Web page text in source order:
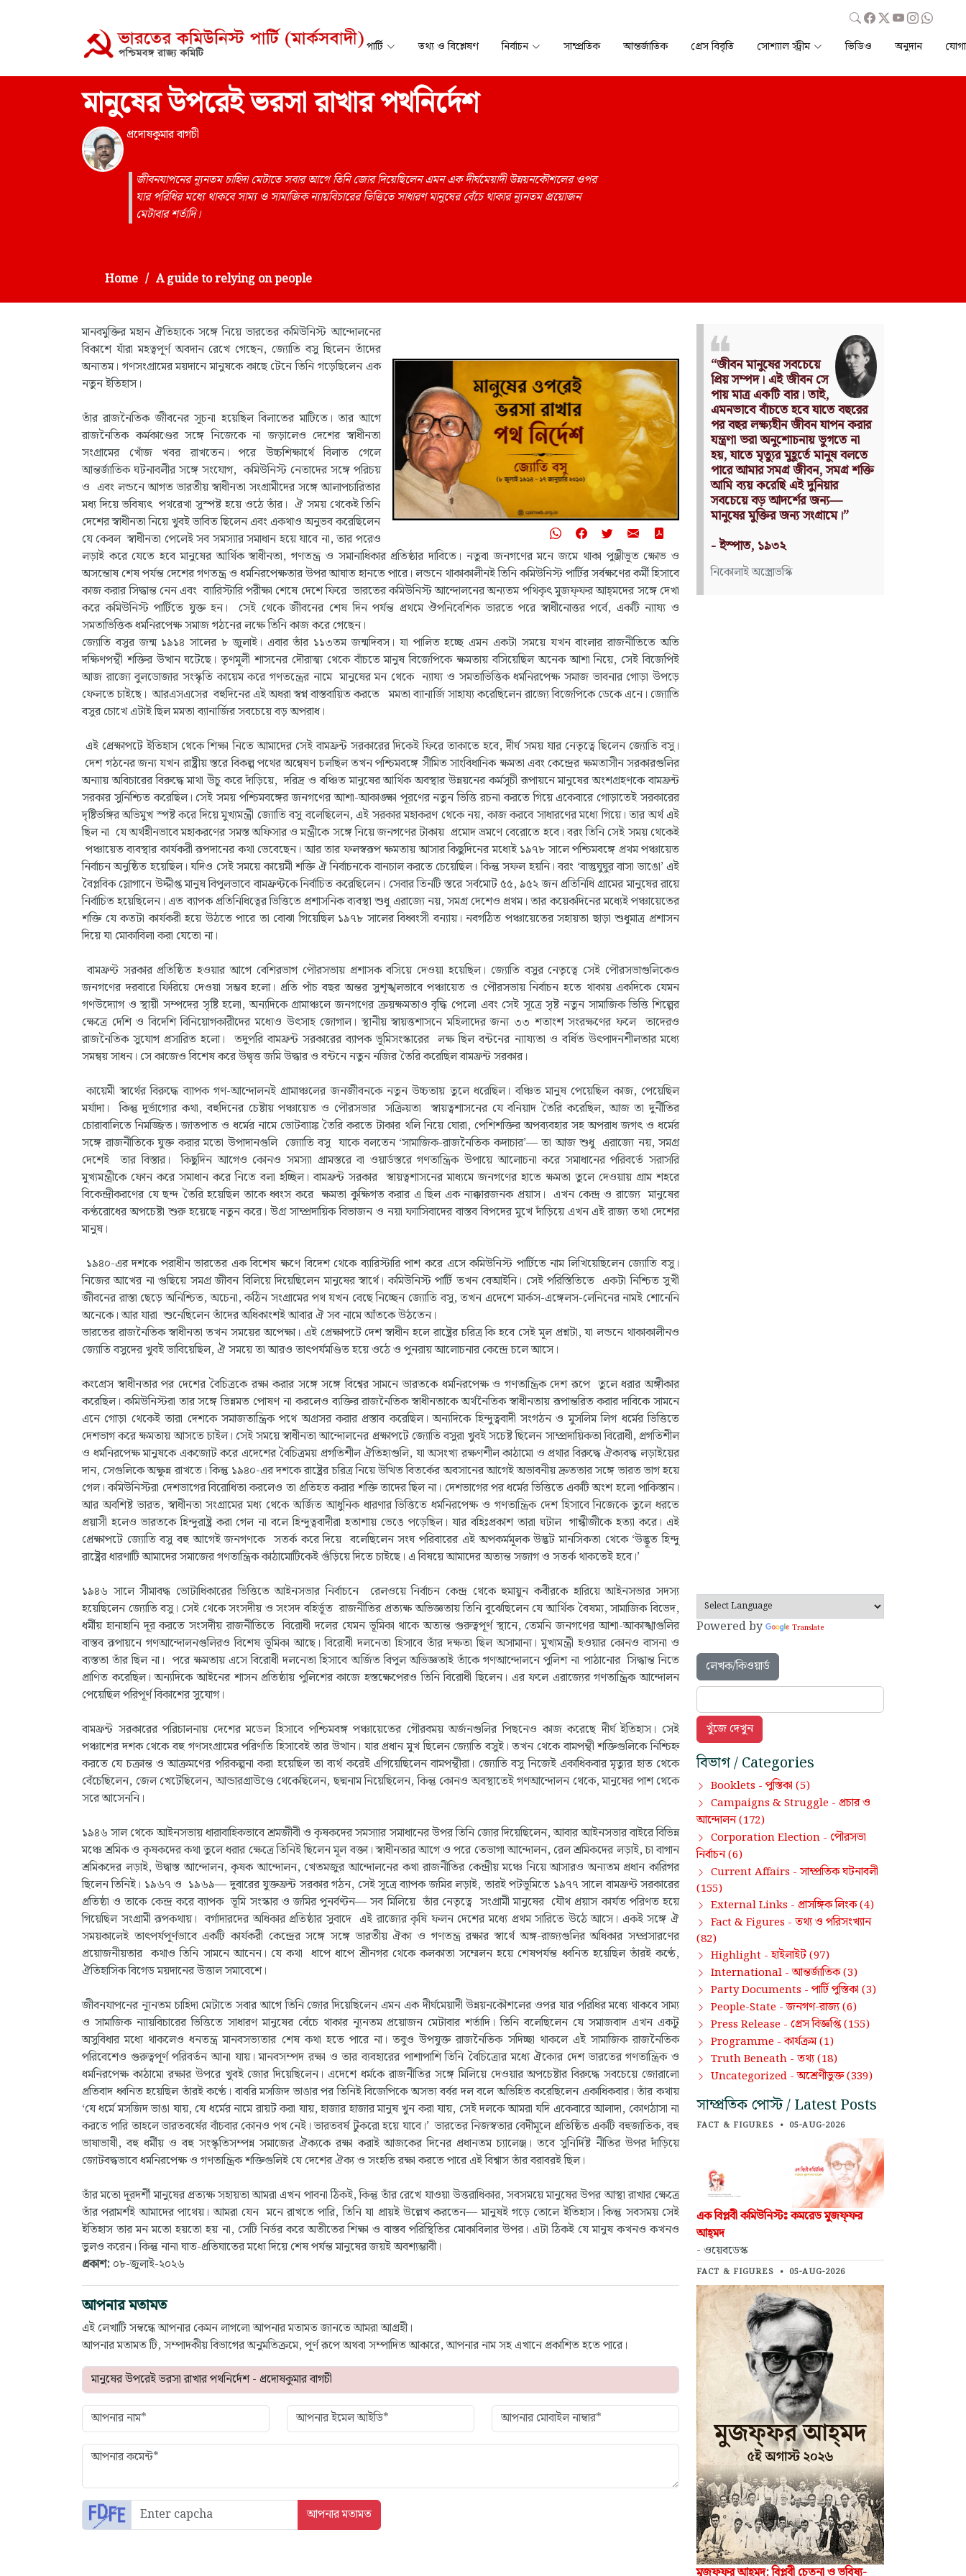
পার্টি তথ্য ও বিশ্লেষণ নির্বাচন সাম্প্রতিক আন্তর্জাতিক প্রেস বিবৃতি সোশ্যাল স্ট্রীম ভিডিও অনুদান
মানুষের উপরেই ভরসা রাখার পথনির্দেশ
প্রদোষকুমার বাগচী
জীবনযাপনের ন্যূনতম চাহিদা মেটাতে সবার আগে তিনি জোর দিয়েছিলেন এমন এক দীর্ঘমেয়াদী উন্নয়নকৌশলের ওপর
যার পরিধির মধ্যে থাকবে সাম্য ও সামাজিক ন্যায়বিচারের ভিত্তিতে সাধারণ মানুষের বেঁচে থাকার ন্যূনতম প্রয়োজন
মেটাবার শর্তাদি।
Home A guide to relying on people
মানবমুক্তির মহান ঐতিহ্যকে সঙ্গে নিয়ে ভারতের কমিউনিস্ট আন্দোলনের
বিকাশে যাঁরা মহত্বপূর্ণ অবদান রেখে গেছেন, জ্যোতি বসু ছিলেন তাঁদের
অন্যতম। গণসংগ্রামের ময়দানে মানুষকে কাছে টেনে তিনি গড়েছিলেন এক
নতুন ইতিহাস।
তাঁর রাজনৈতিক জীবনের সূচনা হয়েছিল বিলাতের মাটিতে। তার আগে
রাজনৈতিক কর্মকাণ্ডের সঙ্গে নিজেকে না জড়ালেও দেশের স্বাধীনতা
সংগ্রামের খোঁজ খবর রাখতেন। পরে উচ্চশিক্ষার্থে বিলাত গেলে
আন্তর্জাতিক ঘটনাবলীর সঙ্গে সংযোগ, কমিউনিস্ট নেতাদের সঙ্গে পরিচয়
ও এবং লন্ডনে আগত ভারতীয় স্বাধীনতা সংগ্রামীদের সঙ্গে আলাপচারিতার
মধ্য দিয়ে ভবিষ্যৎ পথরেখা সুস্পষ্ট হয়ে ওঠে তাঁর। ঐ সময় থেকেই তিনি
দেশের স্বাধীনতা নিয়ে খুবই ভাবিত ছিলেন এবং একথাও অনুভব করেছিলেন
যে কেবল স্বাধীনতা পেলেই সব সমস্যার সমাধান হয়ে যাবে না, তার পরেও
লড়াই করে যেতে হবে মানুষের আর্থিক স্বাধীনতা, গণতন্ত্র ও সমানাধিকার প্রতিষ্ঠার দাবিতে। নতুবা জনগণের মনে জমে থাকা পুঞ্জীভূত ক্ষোভ ও
অসন্তোষ শেষ পর্যন্ত দেশের গণতন্ত্র ও ধর্মনিরপেক্ষতার উপর আঘাত হানতে পারে। লন্ডনে থাকাকালীনই তিনি কমিউনিস্ট পার্টির সর্বক্ষণের কর্মী হিসাবে
কাজ করার সিদ্ধান্ত নেন এবং ব্যারিস্টারি পরীক্ষা শেষে দেশে ফিরে ভারতের কমিউনিস্ট আন্দোলনের অন্যতম পথিকৃৎ মুজফ্‌ফর আহ্‌মদের সঙ্গে দেখা
করে কমিউনিস্ট পার্টিতে যুক্ত হন। সেই থেকে জীবনের শেষ দিন পর্যন্ত প্রথমে ঔপনিবেশিক ভারতে পরে স্বাধীনোত্তর পর্বে, একটি ন্যায্য ও
সমতাভিত্তিক ধর্মনিরপেক্ষ সমাজ গঠনের লক্ষে তিনি কাজ করে গেছেন।
জ্যোতি বসুর জন্ম ১৯১৪ সালের ৮ জুলাই। এবার তাঁর ১১৩তম জন্মদিবস। যা পালিত হচ্ছে এমন একটা সময়ে যখন বাংলার রাজনীতিতে অতি
দক্ষিণপন্থী শক্তির উত্থান ঘটেছে। তৃণমূলী শাসনের দৌরাত্ম্য থেকে বাঁচতে মানুষ বিজেপিকে ক্ষমতায় বসিয়েছিল অনেক আশা নিয়ে, সেই বিজেপিই
আজ রাজ্যে বুলডোজার সংস্কৃতি কায়েম করে গণতন্ত্রের নামে মানুষের মন থেকে ন্যায্য ও সমতাভিত্তিক ধর্মনিরপেক্ষ সমাজ ভাবনার গোড়া উপড়ে
ফেলতে চাইছে। আরএসএসের বহুদিনের এই অধরা স্বপ্ন বাস্তবায়িত করতে মমতা ব্যানার্জি সাহায্য করেছিলেন রাজ্যে বিজেপিকে ডেকে এনে। জ্যোতি
বসুর চোখে এটাই ছিল মমতা ব্যানার্জির সবচেয়ে বড় অপরাধ।
এই প্রেক্ষাপটে ইতিহাস থেকে শিক্ষা নিতে আমাদের সেই বামফ্রন্ট সরকারের দিকেই ফিরে তাকাতে হবে, দীর্ঘ সময় যার নেতৃত্বে ছিলেন জ্যোতি বসু।
দেশ গঠনের জন্য যখন রাষ্ট্রীয় স্তরে বিকল্প পথের অন্বেষণ চলছিল তখন পশ্চিমবঙ্গে সীমিত সাংবিধানিক ক্ষমতা এবং কেন্দ্রের ক্ষমতাসীন সরকারগুলির
অন্যায় অবিচারের বিরুদ্ধে মাথা উঁচু করে দাঁড়িয়ে, দরিদ্র ও বঞ্চিত মানুষের আর্থিক অবস্থার উন্নয়নের কর্মসূচী রূপায়নে মানুষের অংশগ্রহণকে বামফ্রন্ট
সরকার সুনিশ্চিত করেছিল। সেই সময় পশ্চিমবঙ্গের জনগণের আশা-আকাঙ্ক্ষা পূরণের নতুন ভিত্তি রচনা করতে গিয়ে একেবারে গোড়াতেই সরকারের
দৃষ্টিভঙ্গির অভিমুখ স্পষ্ট করে দিয়ে মুখ্যমন্ত্রী জ্যোতি বসু বলেছিলেন, এই সরকার মহাকরণ থেকে নয়, কাজ করবে সাধারণের মধ্যে গিয়ে। তার অর্থ এই
ছিল না যে অর্থহীনভাবে মহাকরণের সমস্ত অফিসার ও মন্ত্রীকে সঙ্গে নিয়ে জনগণের টাকায় প্রমোদ ভ্রমণে বেরোতে হবে। বরং তিনি সেই সময় থেকেই
পঞ্চায়েত ব্যবস্থার কার্যকরী রূপদানের কথা ভেবেছেন। আর তার ফলস্বরূপ ক্ষমতায় আসার কিছুদিনের মধ্যেই ১৯৭৮ সালে পশ্চিমবঙ্গে প্রথম পঞ্চায়েত
নির্বাচন অনুষ্ঠিত হয়েছিল। যদিও সেই সময়ে কায়েমী শক্তি ঐ নির্বাচনকে বানচাল করতে চেয়েছিল। কিন্তু সফল হয়নি। বরং ‘বাস্তুঘুঘুর বাসা ভাঙো’ এই
বৈপ্লবিক স্লোগানে উদ্দীপ্ত মানুষ বিপুলভাবে বামফ্রণ্টকে নির্বাচিত করেছিলেন। সেবার তিনটি স্তরে সর্বমোট ৫৫, ৯৫২ জন প্রতিনিধি গ্রামের মানুষের রায়ে
নির্বাচিত হয়েছিলেন। এত ব্যাপক প্রতিনিধিত্বের ভিত্তিতে প্রশাসনিক ব্যবস্থা শুধু এরাজ্যে নয়, সমগ্র দেশেও প্রথম। তার কয়েকদিনের মধ্যেই পঞ্চায়েতের
শক্তি যে কতটা কার্যকরী হয়ে উঠতে পারে তা বোঝা গিয়েছিল ১৯৭৮ সালের বিধ্বংসী বন্যায়। নবগঠিত পঞ্চায়েতের সহায়তা ছাড়া শুধুমাত্র প্রশাসন
দিয়ে যা মোকাবিলা করা যেতো না।
বামফ্রণ্ট সরকার প্রতিষ্ঠিত হওয়ার আগে বেশিরভাগ পৌরসভায় প্রশাসক বসিয়ে দেওয়া হয়েছিল। জ্যোতি বসুর নেতৃত্বে সেই পৌরসভাগুলিকেও
জনগণের দরবারে ফিরিয়ে দেওয়া সম্ভব হলো। প্রতি পাঁচ বছর অন্তর সুশৃঙ্খলভাবে পঞ্চায়েত ও পৌরসভায় নির্বাচন হতে থাকায় একদিকে যেমন
গণউদ্যোগ ও স্থায়ী সম্পদের সৃষ্টি হলো, অন্যদিকে গ্রামাঞ্চলে জনগণের ক্রয়ক্ষমতাও বৃদ্ধি পেলো এবং সেই সূত্রে সৃষ্ট নতুন সামাজিক ভিত্তি শিল্পের
ক্ষেত্রে দেশি ও বিদেশি বিনিয়োগকারীদের মধ্যেও উৎসাহ জোগাল। স্থানীয় স্বায়ত্তশাসনে মহিলাদের জন্য ৩৩ শতাংশ সংরক্ষণের ফলে তাদেরও
রাজনৈতিক সুযোগ প্রসারিত হলো। তদুপরি বামফ্রন্ট সরকারের ব্যাপক ভূমিসংস্কারের লক্ষ ছিল বন্টনের ন্যায্যতা ও বর্ধিত উৎপাদনশীলতার মধ্যে
সমন্বয় সাধন। সে কাজেও বিশেষ করে উদ্বৃত্ত জমি উদ্ধার ও বন্টনে নতুন নজির তৈরি করেছিল বামফ্রন্ট সরকার।
কায়েমী স্বার্থের বিরুদ্ধে ব্যাপক গণ-আন্দোলনই গ্রামাঞ্চলের জনজীবনকে নতুন উচ্চতায় তুলে ধরেছিল। বঞ্চিত মানুষ পেয়েছিল কাজ, পেয়েছিল
মর্যাদা। কিন্তু দুর্ভাগ্যের কথা, বহুদিনের চেষ্টায় পঞ্চায়েত ও পৌরসভার সক্রিয়তা স্বায়ত্বশাসনের যে বনিয়াদ তৈরি করেছিল, আজ তা দুর্নীতির
চোরাবালিতে নিমজ্জিত। জাতপাত ও ধর্মের নামে ভোটব্যাঙ্ক তৈরি করতে টাকার থলি নিয়ে ঘোরা, পেশিশক্তির অপব্যবহার সহ অপরাধ জগৎ ও ধর্মের
সঙ্গে রাজনীতিকে যুক্ত করার মতো উপাদানগুলি জ্যোতি বসু যাকে বলতেন ‘সামাজিক-রাজনৈতিক কদাচার’— তা আজ শুধু এরাজ্যে নয়, সমগ্র
দেশেই তার বিস্তার। কিছুদিন আগেও কোনও সমস্যা গ্রামস্তরে বা ওয়ার্ডস্তরে গণতান্ত্রিক উপায়ে আলোচনা করে সমাধানের পরিবর্তে সরাসরি
মুখ্যমন্ত্রীকে ফোন করে সমাধান করে নিতে বলা হচ্ছিল। বামফ্রন্ট সরকার স্বায়ত্বশাসনের মাধ্যমে জনগণের হাতে ক্ষমতা তুলে দেওয়ায় গ্রাম শহরে
বিকেন্দ্রীকরণের যে ছন্দ তৈরি হয়েছিল তাকে ধ্বংস করে ক্ষমতা কুক্ষিগত করার এ ছিল এক ন্যক্কারজনক প্রয়াস। এখন কেন্দ্র ও রাজ্যে মানুষের
কণ্ঠরোধের অপচেষ্টা শুরু হয়েছে নতুন করে। উগ্র সাম্প্রদায়িক বিভাজন ও নয়া ফ্যাসিবাদের বাস্তব বিপদের মুখে দাঁড়িয়ে এখন এই রাজ্য তথা দেশের
মানুষ।
১৯৪০-এর দশকে পরাধীন ভারতের এক বিশেষ ক্ষণে বিদেশ থেকে ব্যারিস্টারি পাশ করে এসে কমিউনিস্ট পার্টিতে নাম লিখিয়েছিলেন জ্যোতি বসু।
নিজের আখের না গুছিয়ে সমগ্র জীবন বিলিয়ে দিয়েছিলেন মানুষের স্বার্থে। কমিউনিস্ট পার্টি তখন বেআইনি। সেই পরিস্তিতিতে একটা নিশ্চিত সুখী
জীবনের রাস্তা ছেড়ে অনিশ্চিত, অচেনা, কঠিন সংগ্রামের পথ যখন বেছে নিচ্ছেন জ্যোতি বসু, তখন এদেশে মার্কস-এঙ্গেলস-লেনিনের নামই শোনেনি
অনেকে। আর যারা শুনেছিলেন তাঁদের অধিকাংশই আবার ঐ সব নামে আঁতকে উঠতেন।
ভারতের রাজনৈতিক স্বাধীনতা তখন সময়ের অপেক্ষা। এই প্রেক্ষাপটে দেশ স্বাধীন হলে রাষ্ট্রের চরিত্র কি হবে সেই মূল প্রশ্নটা, যা লন্ডনে থাকাকালীনও
জ্যোতি বসুদের খুবই ভাবিয়েছিল, ঐ সময়ে তা আরও তাৎপর্যমণ্ডিত হয়ে ওঠে ও পুনরায় আলোচনার কেন্দ্রে চলে আসে।
কংগ্রেস স্বাধীনতার পর দেশের বৈচিত্রকে রক্ষা করার সঙ্গে সঙ্গে বিশ্বের সামনে ভারতকে ধর্মনিরপেক্ষ ও গণতান্ত্রিক দেশ রূপে তুলে ধরার অঙ্গীকার
করেছিল। কমিউনিস্টরা তার সঙ্গে ভিন্নমত পোষণ না করলেও ব্যক্তির রাজনৈতিক স্বাধীনতাকে অর্থনৈতিক স্বাধীনতায় রূপান্তরিত করার দাবিকে সামনে
এনে গোড়া থেকেই তারা দেশকে সমাজতান্ত্রিক পথে অগ্রসর করার প্রস্তাব করেছিল। অন্যদিকে হিন্দুত্ববাদী সংগঠন ও মুসলিম লিগ ধর্মের ভিত্তিতে
দেশভাগ করে ক্ষমতায় আসতে চাইল। সেই সময়ে স্বাধীনতা আন্দোলনের প্রক্ষাপটে জ্যোতি বসুরা খুবই সচেষ্ট ছিলেন সাম্প্রদায়িকতা বিরোধী, প্রগতিশীল
ও ধর্মনিরপেক্ষ মানুষকে একজোট করে এদেশের বৈচিত্রময় প্রগতিশীল ঐতিহ্যগুলি, যা অসংখ্য রক্ষণশীল কাঠামো ও প্রথার বিরুদ্ধে ঐক্যবদ্ধ লড়াইয়ের
দান, সেগুলিকে অক্ষুন্ন রাখতে। কিন্তু ১৯৪০-এর দশকে রাষ্ট্রের চরিত্র নিয়ে উত্থিত বিতর্কের অবসানের আগেই অভাবনীয় দ্রুততার সঙ্গে ভারত ভাগ হয়ে
গেল। কমিউনিস্টরা দেশভাগের বিরোধিতা করলেও তা প্রতিহত করার শক্তি তাদের ছিল না। দেশভাগের পর ধর্মের ভিত্তিতে একটি অংশ হলো পাকিস্তান।
আর অবশিষ্ট ভারত, স্বাধীনতা সংগ্রামের মধ্য থেকে অর্জিত আধুনিক ধারণার ভিত্তিতে ধর্মনিরপেক্ষ ও গণতান্ত্রিক দেশ হিসাবে নিজেকে তুলে ধরতে
প্রয়াসী হলেও ভারতকে হিন্দুরাষ্ট্র করা গেল না বলে হিন্দুত্ববাদীরা হতাশায় ভেঙে পড়েছিল। যার বহিঃপ্রকাশ তারা ঘটাল গান্ধীজীকে হত্যা করে। এই
প্রেক্ষাপটে জ্যোতি বসু বহু আগেই জনগণকে সতর্ক করে দিয়ে বলেছিলেন সংঘ পরিবারের এই অপকর্মমূলক উদ্ভট মানসিকতা থেকে ‘উদ্ভূত হিন্দু
রাষ্ট্রের ধারণাটি আমাদের সমাজের গণতান্ত্রিক কাঠামোটিকেই গুঁড়িয়ে দিতে চাইছে। এ বিষয়ে আমাদের অত্যন্ত সজাগ ও সতর্ক থাকতেই হবে।’
১৯৪৬ সালে সীমাবদ্ধ ভোটাধিকারের ভিত্তিতে আইনসভার নির্বাচনে রেলওয়ে নির্বাচন কেন্দ্র থেকে হুমায়ুন কবীরকে হারিয়ে আইনসভার সদস্য
হয়েছিলেন জ্যোতি বসু। সেই থেকে সংসদীয় ও সংসদ বহির্ভূত রাজনীতির প্রত্যক্ষ অভিজ্ঞতায় তিনি বুঝেছিলেন যে আর্থিক বৈষম্য, সামাজিক বিভেদ,
ধর্মীয় হানাহানি দূর করতে সংসদীয় রাজনীতিতে বিরোধী দলের যেমন ভূমিকা থাকে অত্যন্ত গুরুত্বপূর্ণ স্থানে, তেমনি জনগণের আশা-আকাঙ্খাগুলির
বাস্তব রূপায়নে গণআন্দোলনগুলিরও বিশেষ ভূমিকা আছে। বিরোধী দলনেতা হিসাবে তাঁর দক্ষতা ছিল অসামান্য। মুখ্যমন্ত্রী হওয়ার কোনও বাসনা ও
ব্যস্ততা তাঁর ছিল না। পরে ক্ষমতায় এসে বিরোধী দলনেতা হিসাবে অর্জিত বিপুল অভিজ্ঞতাই তাঁকে গণআন্দোলনে পুলিশ না পাঠানোর সিদ্ধান্ত নিতে
প্রাণিত করেছিল। অন্যদিকে আইনের শাসন প্রতিষ্ঠায় পুলিশের কাজে হস্তক্ষেপেরও তিনি বিরোধী ছিলেন। এর ফলে এরাজ্যের গণতান্ত্রিক আন্দোলন
পেয়েছিল পরিপূর্ণ বিকাশের সুযোগ।
বামফ্রন্ট সরকারের পরিচালনায় দেশের মডেল হিসাবে পশ্চিমবঙ্গ পঞ্চায়েতের গৌরবময় অর্জনগুলির পিছনেও কাজ করেছে দীর্ঘ ইতিহাস। সেই
পঞ্চাশের দশক থেকে বহু গণসংগ্রামের পরিণতি হিসাবেই তার উত্থান। যার প্রধান মুখ ছিলেন জ্যোতি বসুই। তখন থেকে বামপন্থী শক্তিগুলিকে নিশ্চিহ্ন
করতে যে চক্রান্ত ও আক্রমণের পরিকল্পনা করা হয়েছিল তা ব্যর্থ করেই এগিয়েছিলেন বামপন্থীরা। জ্যোতি বসু নিজেই একাধিকবার মৃত্যুর হাত থেকে
বেঁচেছিলেন, জেল খেটেছিলেন, আন্ডারগ্রাউণ্ডে থেকেছিলেন, ছদ্মনাম নিয়েছিলেন, কিন্তু কোনও অবস্থাতেই গণআন্দোলন থেকে, মানুষের পাশ থেকে
সরে আসেননি।
১৯৪৬ সাল থেকে আইনসভায় ধারাবাহিকভাবে শ্রমজীবী ও কৃষকদের সমস্যার সমাধানের উপর তিনি জোর দিয়েছিলেন, আবার আইনসভার বাইরে বিভিন্ন
মঞ্চে শ্রমিক ও কৃষকদের কথা তুলে ধরার ক্ষেত্রে তিনিই ছিলেন মূল বক্তা। স্বাধীনতার আগে ও পরে তেভাগা আন্দোলন, রেল শ্রমিকদের লড়াই, চা বাগান
শ্রমিকদের লড়াই, উদ্বাস্ত আন্দোলন, কৃষক আন্দোলন, খেতমজুর আন্দোলনের কথা রাজনীতির কেন্দ্রীয় মঞ্চে নিয়ে আসারও অন্যতম প্রধান কারিগর
ছিলেন তিনিই। ১৯৬৭ ও ১৯৬৯— দুবারের যুক্তফ্রন্ট সরকার গঠন, সেই সূত্রে ব্যাপক জমির লড়াই, তারই পটভূমিতে ১৯৭৭ সালে বামফ্রণ্ট সরকারের
প্রতিষ্ঠা ও তাকে কেন্দ্র করে ব্যাপক ভূমি সংস্কার ও জমির পুনর্বণ্টন— সব মিলিয়ে তাঁর নেতৃত্বে সংগ্রামী মানুষের যৌথ প্রয়াস কার্যত পরিণত হয়ে
গিয়েছিল সংগ্রামী রূপকথায়। বর্গাদারদের অধিকার প্রতিষ্ঠার সুবাদে এই রাজ্যের কৃষি ফলন দেশের মধ্যে প্রথম সারিতে উঠে আসে। একই সঙ্গে ঐ
সময়কালেই তাৎপর্যপূর্ণভাবে একটি কার্যকরী কেন্দ্রের সঙ্গে সঙ্গে ভারতীয় ঐক্য ও গণতন্ত্র রক্ষার স্বার্থে অঙ্গ-রাজ্যগুলির অধিকার সম্প্রসারণের
প্রয়োজনীয়তার কথাও তিনি সামনে আনেন। যে কথা ধাপে ধাপে শ্রীনগর থেকে কলকাতা সম্মেলন হয়ে শেষপর্যন্ত ধ্বনিত হয়েছিল তাঁরই কণ্ঠে,
ঐতিহাসিক বিগেড ময়দানের উত্তাল সমাবেশে।
জীবনযাপনের ন্যূনতম চাহিদা মেটাতে সবার আগে তিনি জোর দিয়েছিলেন এমন এক দীর্ঘমেয়াদী উন্নয়নকৌশলের ওপর যার পরিধির মধ্যে থাকবে সাম্য
ও সামাজিক ন্যায়বিচারের ভিত্তিতে সাধারণ মানুষের বেঁচে থাকার ন্যূনতম প্রয়োজন মেটাবার শর্তাদি। তিনি বলেছিলেন যে সমাজবাদ এখন একটু
অসুবিধার মধ্যে থাকলেও ধনতন্ত্র মানবসভ্যতার শেষ কথা হতে পারে না। তবুও উপযুক্ত রাজনৈতিক সদিচ্ছা থাকলে এই সামাজিক রাজনৈতিক
পরিবেশেও গুরুত্বপূর্ণ পরিবর্তন আনা যায়। মানবসম্পদ রক্ষা ও তার ব্যবহারের পাশাপাশি তিনি বৈচিত্র্যের মধ্যে ঐক্যের দেশ ভারতের গণতান্ত্রিক ও
ধর্মনিরপেক্ষ কাঠামো রক্ষার উপরে খুবই জোর দিয়েছিলেন। এদেশে ধর্মকে রাজনীতির সঙ্গে মিলিয়ে দেওয়ার অপচেষ্টার বিরুদ্ধে সবচেয়ে জোরালো
প্রতিবাদ ধ্বনিত হয়েছিল তাঁরই কণ্ঠে। বাবরি মসজিদ ভাঙার পর তিনিই বিজেপিকে অসভ্য বর্বর দল বলে অভিহিত করেছিলেন একাধিকবার। তাঁর কথায়
‘যে ধর্মে মসজিদ ভাঙা যায়, যে ধর্মের নামে রায়ট করা যায়, হাজার হাজার মানুষ খুন করা যায়, সেই দলকে আমরা যদি একেবারে আলাদা, কোণঠাসা না
করতে পারি তাহলে ভারতবর্ষের বাঁচবার কোনও পথ নেই। ভারতবর্ষ টুকরো হয়ে যাবে।’ ভারতের নিজস্বতার বেদীমূলে প্রতিষ্ঠিত একটি বহুজাতিক, বহু
ভাষাভাষী, বহু ধর্মীয় ও বহু সংস্কৃতিসম্পন্ন সমাজের ঐক্যকে রক্ষা করাই আজকের দিনের প্রধানতম চ্যালেঞ্জ। তবে সুনির্দিষ্ট নীতির উপর দাঁড়িয়ে
জোটবদ্ধভাবে ধর্মনিরপেক্ষ ও গণতান্ত্রিক শক্তিগুলিই যে দেশের ঐক্য ও সংহতি রক্ষা করতে পারে এই বিশ্বাস তাঁর বরাবরই ছিল।
তাঁর মতো দূরদর্শী মানুষের প্রত্যক্ষ সহায়তা আমরা এখন পাবনা ঠিকই, কিন্তু তাঁর রেখে যাওয়া উত্তরাধিকার, সবসময়ে মানুষের উপর আস্থা রাখার ক্ষেত্রে
তাঁর পরামর্শই আমাদের পাথেয়। আমরা যেন মনে রাখতে পারি, তিনি যা প্রায়ই উল্লেখ করতেন— মানুষই গড়ে তোলে ইতিহাস। কিন্তু সবসময় সেই
ইতিহাস তার মন মতো হয়তো হয় না, সেটি নির্ভর করে অতীতের শিক্ষা ও বাস্তব পরিস্থিতির মোকাবিলার উপর। এটা ঠিকই যে মানুষ কখনও কখনও
ভুলও করেন। কিন্তু নানা ঘাত-প্রতিঘাতের মধ্যে দিয়ে শেষ পর্যন্ত মানুষের জয়ই অবশ্যম্ভাবী।
প্রকাশ: ০৮-জুলাই-২০২৬
আপনার মতামত
এই লেখাটি সম্বন্ধে আপনার কেমন লাগলো আপনার মতামত জানতে আমরা আগ্রহী।
আপনার মতামত টি, সম্পাদকীয় বিভাগের অনুমতিক্রমে, পূর্ণ রূপে অথবা সম্পাদিত আকারে, আপনার নাম সহ এখানে প্রকাশিত হতে পারে।
Nothing can have value
without being an object of
utility.
Source: Das Kapital
(Volume I, Chapter 1)
কার্ল মার্কস
Powered by Translate
লেখক/কিওয়ার্ড
বিভাগ / Categories
Booklets - পুস্তিকা (5)
Campaigns & Struggle - প্রচার ও
আন্দোলন(172)
Corporation Election - পৌরসভা
নির্বাচন(6)
Current Affairs - সাম্প্রতিক ঘটনাবলী
(155)
External Links - প্রাসঙ্গিক লিংক(4)
Fact & Figures - তথ্য ও পরিসংখ্যান
(82)
Highlight -হাইলাইট(97)
International -আন্তর্জাতিক(3)
Party Documents - পার্টি পুস্তিকা (3)
People-State -জনগণ-রাজ্য(6)
Press Release - প্রেস বিজ্ঞপ্তি(155)
Programme -কার্যক্রম(1)
Truth Beneath - তথ্য(18)
Uncategorized -অশ্রেণীভুক্ত(339)
সাম্প্রতিক পোস্ট / Latest Posts
FACT & FIGURES • 05-AUG-2026
এক বিপ্লবী কমিউনিস্টঃ কমরেড মুজফ্‌ফর
আহ্‌মদ
- ওয়েবডেস্ক
FACT & FIGURES • 05-AUG-2026